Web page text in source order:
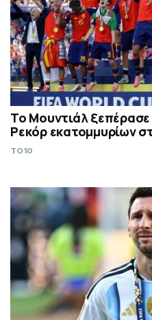
Το Μουντιάλ
Ρεκόρ εκατομμυρίων
TO10